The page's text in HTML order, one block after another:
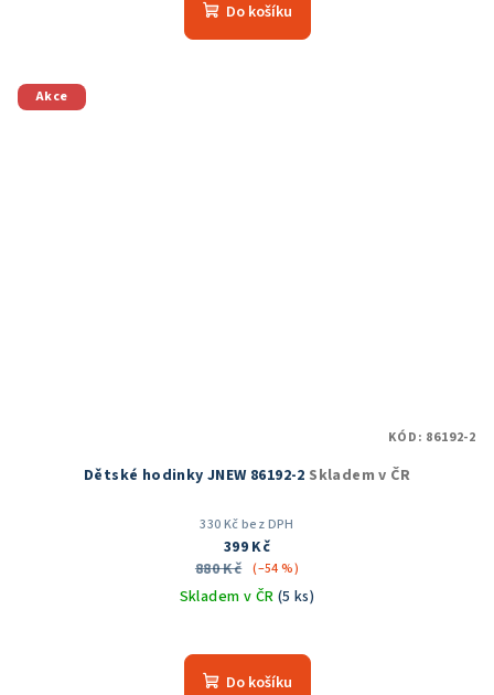
Do košíku
Akce
Dětské hodinky JNEW 86192-2 Skladem v ČR
330 Kč bez DPH
399 Kč
880 Kč (–54 %)
Skladem v ČR (5 ks)
Do košíku
KÓD: 86192-2